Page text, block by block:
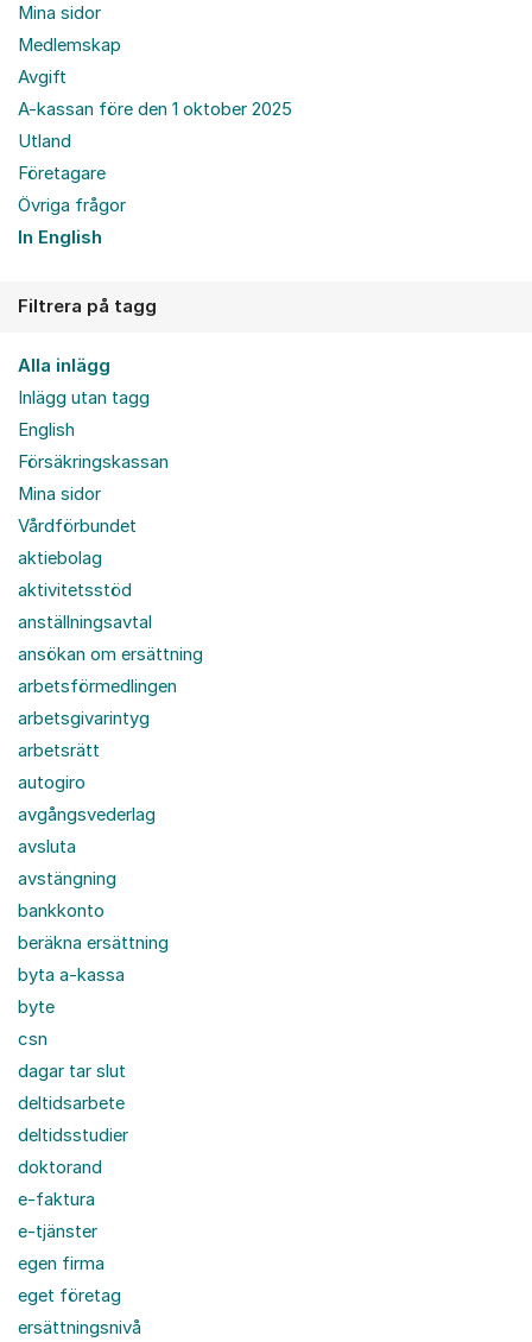
Mina sidor
Medlemskap
Avgift
A-kassan före den 1 oktober 2025
Utland
Företagare
Övriga frågor
In English
Filtrera på tagg
Alla inlägg
Inlägg utan tagg
English
Försäkringskassan
Mina sidor
Vårdförbundet
aktiebolag
aktivitetsstöd
anställningsavtal
ansökan om ersättning
arbetsförmedlingen
arbetsgivarintyg
arbetsrätt
autogiro
avgångsvederlag
avsluta
avstängning
bankkonto
beräkna ersättning
byta a-kassa
byte
csn
dagar tar slut
deltidsarbete
deltidsstudier
doktorand
e-faktura
e-tjänster
egen firma
eget företag
ersättningsnivå